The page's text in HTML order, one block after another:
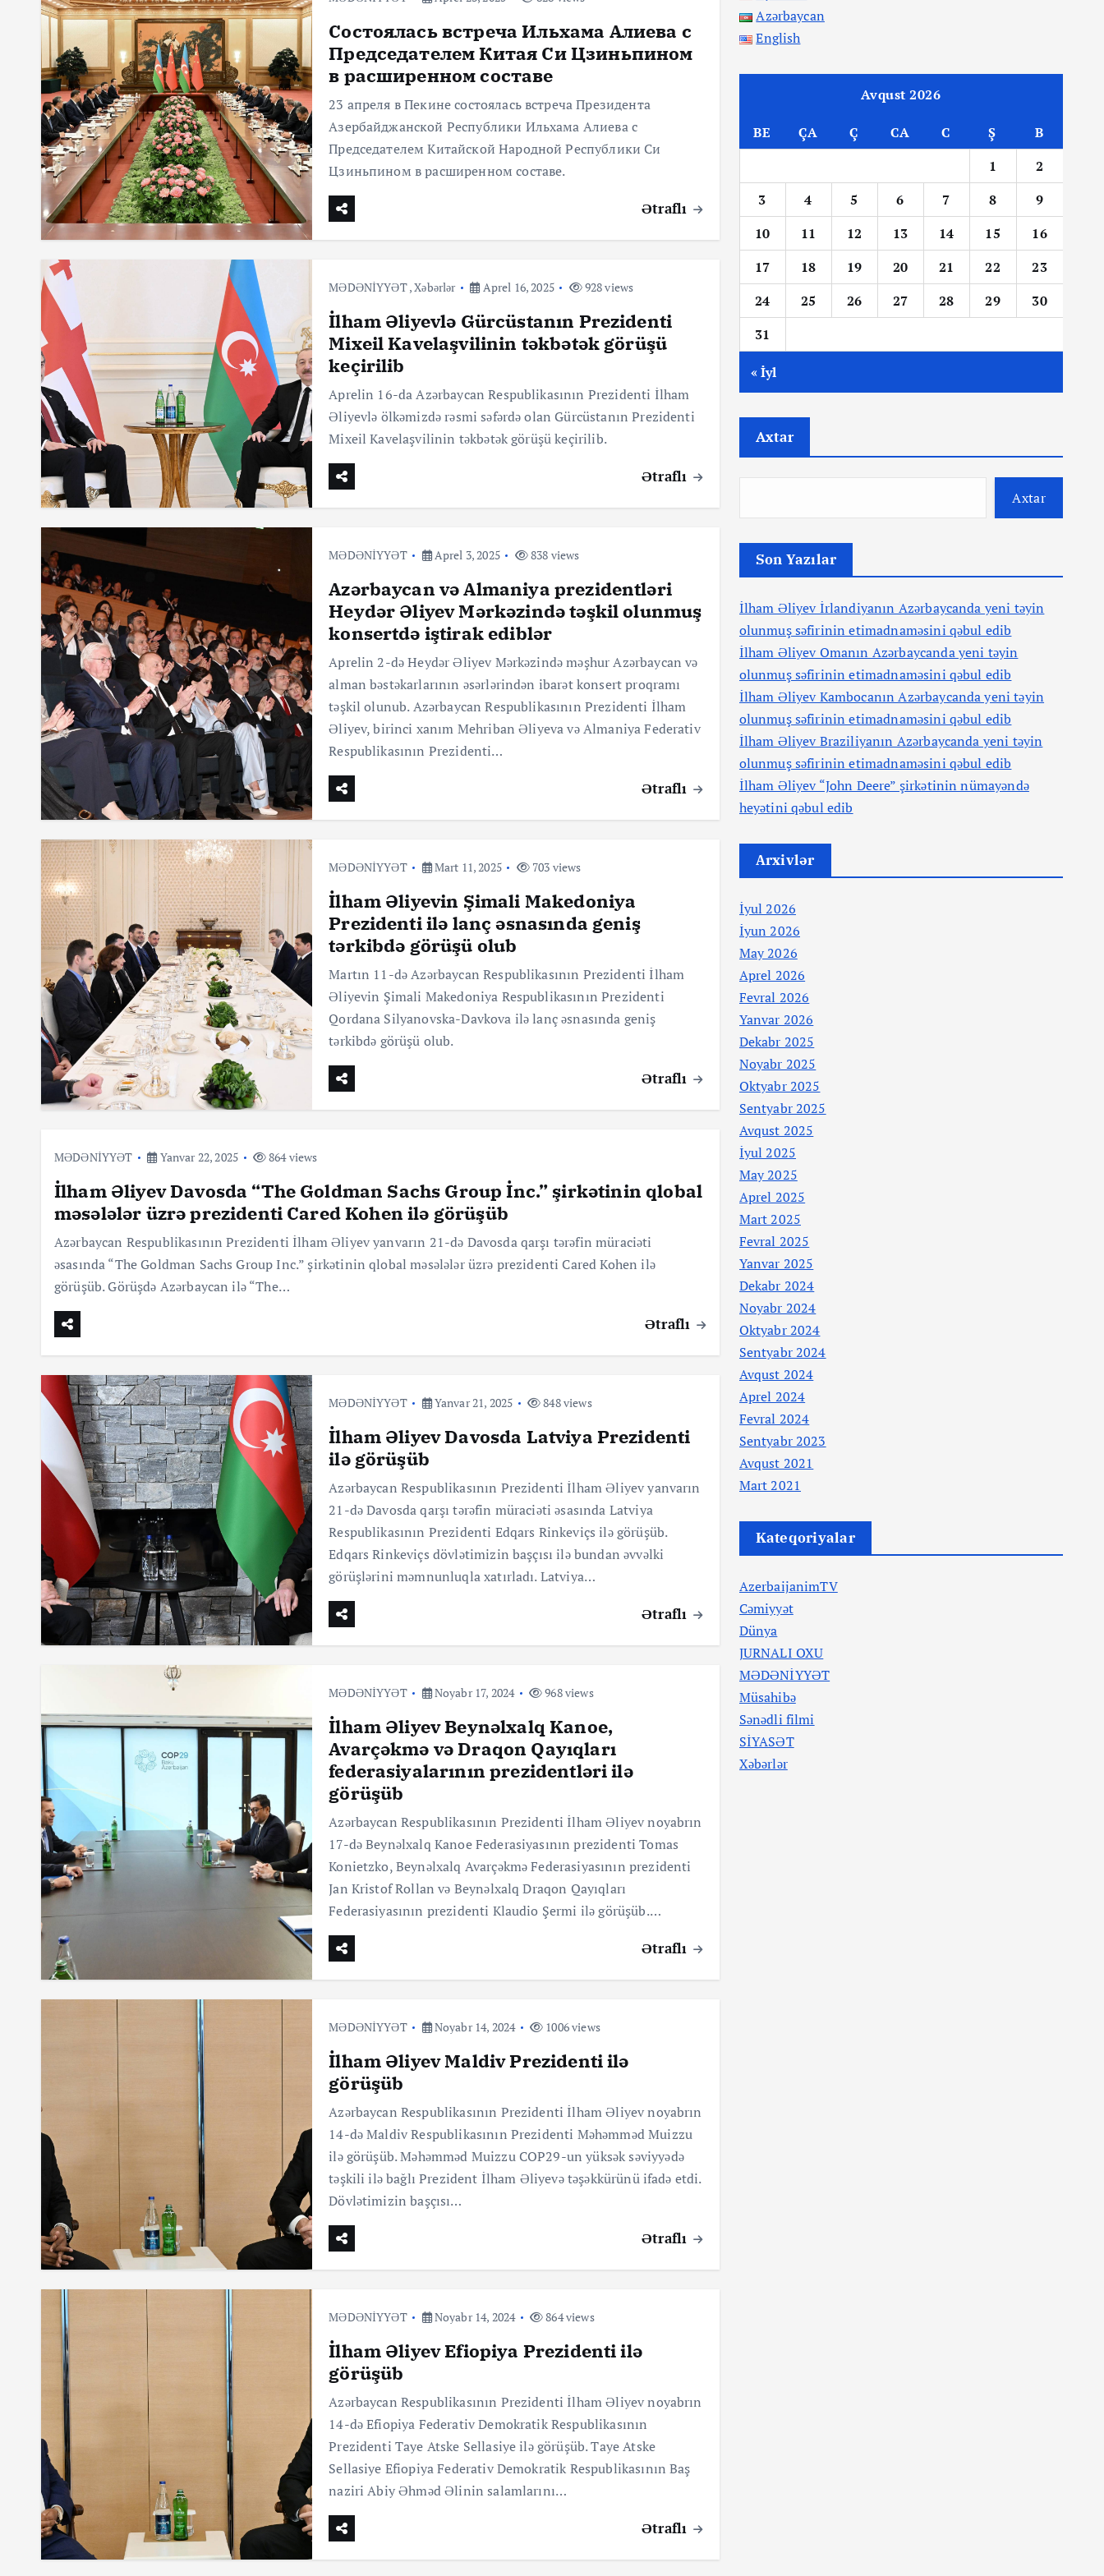
Состоялась встреча Ильхама Алиева с
Председателем Китая Си Цзиньпином
в расширенном составе
23 апреля в Пекине состоялась встреча Президента
Азербайджанской Республики Ильхама Алиева с
Председателем Китайской Народной Республики Си
Цзиньпином в расширенном составе.
Ətraflı
MƏDƏNİYYƏT,Xəbərlər Aprel 16, 2025 928 views
İlham Əliyevlə Gürcüstanın Prezidenti
Mixeil Kavelaşvilinin təkbətək görüşü
keçirilib
Aprelin 16-da Azərbaycan Respublikasının Prezidenti İlham
Əliyevlə ölkəmizdə rəsmi səfərdə olan Gürcüstanın Prezidenti
Mixeil Kavelaşvilinin təkbətək görüşü keçirilib.
Ətraflı
MƏDƏNİYYƏT Aprel 3, 2025 838 views
Azərbaycan və Almaniya prezidentləri
Heydər Əliyev Mərkəzində təşkil olunmuş
konsertdə iştirak ediblər
Aprelin 2-də Heydər Əliyev Mərkəzində məşhur Azərbaycan və
alman bəstəkarlarının əsərlərindən ibarət konsert proqramı
təşkil olunub. Azərbaycan Respublikasının Prezidenti İlham
Əliyev, birinci xanım Mehriban Əliyeva və Almaniya Federativ
Respublikasının Prezidenti…
Ətraflı
MƏDƏNİYYƏT Mart 11, 2025 703 views
İlham Əliyevin Şimali Makedoniya
Prezidenti ilə lanç əsnasında geniş
tərkibdə görüşü olub
Martın 11-də Azərbaycan Respublikasının Prezidenti İlham
Əliyevin Şimali Makedoniya Respublikasının Prezidenti
Qordana Silyanovska-Davkova ilə lanç əsnasında geniş
tərkibdə görüşü olub.
Ətraflı
MƏDƏNİYYƏT Yanvar 22, 2025 864 views
İlham Əliyev Davosda “The Goldman Sachs Group İnc.” şirkətinin qlobal
məsələlər üzrə prezidenti Cared Kohen ilə görüşüb
Azərbaycan Respublikasının Prezidenti İlham Əliyev yanvarın 21-də Davosda qarşı tərəfin müraciəti
əsasında “The Goldman Sachs Group Inc.” şirkətinin qlobal məsələlər üzrə prezidenti Cared Kohen ilə
görüşüb. Görüşdə Azərbaycan ilə “The…
Ətraflı
MƏDƏNİYYƏT Yanvar 21, 2025 848 views
İlham Əliyev Davosda Latviya Prezidenti
ilə görüşüb
Azərbaycan Respublikasının Prezidenti İlham Əliyev yanvarın
21-də Davosda qarşı tərəfin müraciəti əsasında Latviya
Respublikasının Prezidenti Edqars Rinkeviçs ilə görüşüb.
Edqars Rinkeviçs dövlətimizin başçısı ilə bundan əvvəlki
görüşlərini məmnunluqla xatırladı. Latviya…
Ətraflı
MƏDƏNİYYƏT Noyabr 17, 2024 968 views
İlham Əliyev Beynəlxalq Kanoe,
Avarçəkmə və Draqon Qayıqları
federasiyalarının prezidentləri ilə
görüşüb
Azərbaycan Respublikasının Prezidenti İlham Əliyev noyabrın
17-də Beynəlxalq Kanoe Federasiyasının prezidenti Tomas
Konietzko, Beynəlxalq Avarçəkmə Federasiyasının prezidenti
Jan Kristof Rollan və Beynəlxalq Draqon Qayıqları
Federasiyasının prezidenti Klaudio Şermi ilə görüşüb.…
Ətraflı
MƏDƏNİYYƏT Noyabr 14, 2024 1006 views
İlham Əliyev Maldiv Prezidenti ilə
görüşüb
Azərbaycan Respublikasının Prezidenti İlham Əliyev noyabrın
14-də Maldiv Respublikasının Prezidenti Məhəmməd Muizzu
ilə görüşüb. Məhəmməd Muizzu COP29-un yüksək səviyyədə
təşkili ilə bağlı Prezident İlham Əliyevə təşəkkürünü ifadə etdi.
Dövlətimizin başçısı…
Ətraflı
MƏDƏNİYYƏT Noyabr 14, 2024 864 views
İlham Əliyev Efiopiya Prezidenti ilə
görüşüb
Azərbaycan Respublikasının Prezidenti İlham Əliyev noyabrın
14-də Efiopiya Federativ Demokratik Respublikasının
Prezidenti Taye Atske Sellasiye ilə görüşüb. Taye Atske
Sellasiye Efiopiya Federativ Demokratik Respublikasının Baş
naziri Abiy Əhməd Əlinin salamlarını…
Ətraflı
Azərbaycan
English
Avqust 2026
BE ÇA Ç CA C Ş
B
1
2
3
4 5 6 7 8
9
10
11 12 13 14 15
16
17
18 19 20 21 22
23
24
25 26 27 28 29
30
31
« İyl
Axtar
Axtar
Son Yazılar
İlham Əliyev İrlandiyanın Azərbaycanda yeni təyin
olunmuş səfirinin etimadnaməsini qəbul edib
İlham Əliyev Omanın Azərbaycanda yeni təyin
olunmuş səfirinin etimadnaməsini qəbul edib
İlham Əliyev Kambocanın Azərbaycanda yeni təyin
olunmuş səfirinin etimadnaməsini qəbul edib
İlham Əliyev Braziliyanın Azərbaycanda yeni təyin
olunmuş səfirinin etimadnaməsini qəbul edib
İlham Əliyev “John Deere” şirkətinin nümayəndə
heyətini qəbul edib
Arxivlər
İyul 2026
İyun 2026
May 2026
Aprel 2026
Fevral 2026
Yanvar 2026
Dekabr 2025
Noyabr 2025
Oktyabr 2025
Sentyabr 2025
Avqust 2025
İyul 2025
May 2025
Aprel 2025
Mart 2025
Fevral 2025
Yanvar 2025
Dekabr 2024
Noyabr 2024
Oktyabr 2024
Sentyabr 2024
Avqust 2024
Aprel 2024
Fevral 2024
Sentyabr 2023
Avqust 2021
Mart 2021
Kateqoriyalar
AzerbaijanimTV
Cəmiyyət
Dünya
JURNALI OXU
MƏDƏNİYYƏT
Müsahibə
Sənədli filmi
SİYASƏT
Xəbərlər